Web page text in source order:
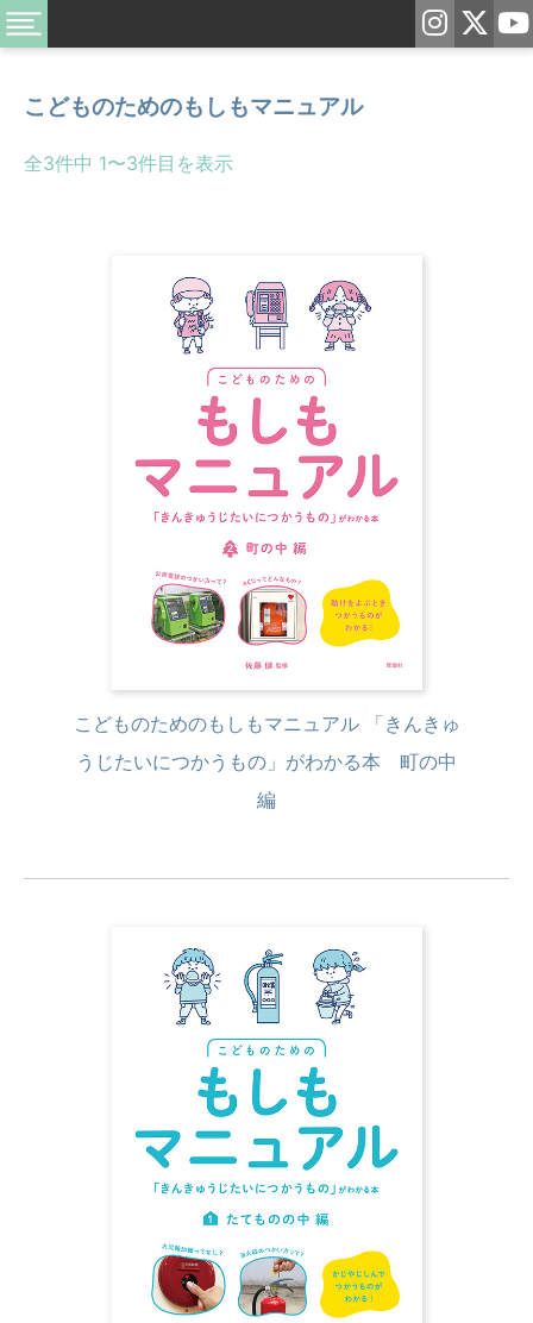
こどものためのもしもマニュアル
全3件中 1〜3件目を表示
こどものためのもしもマニュアル 「きんきゅ
うじたいにつかうもの」がわかる本 町の中
編